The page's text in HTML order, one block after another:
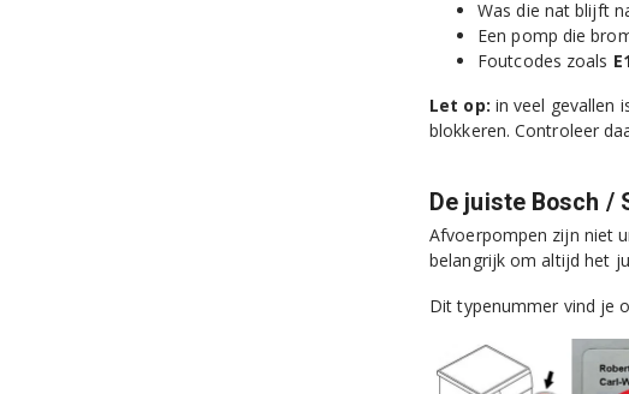
Was die nat blijft
Een pomp die
Foutcodes zoals
Let op: in veel gevallen
blokkeren. Controleer
De juiste Bosch /
Afvoerpompen zijn niet
belangrijk om altijd het
Dit typenummer vind je